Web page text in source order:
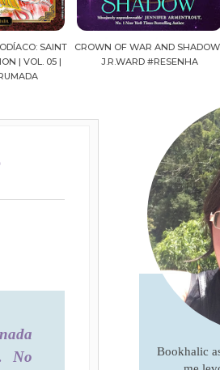
SAINT
| VOL. 05 |
CROWN OF WAR AND SHADOW |
J.R.WARD #RESENHA
No
Bookhalic